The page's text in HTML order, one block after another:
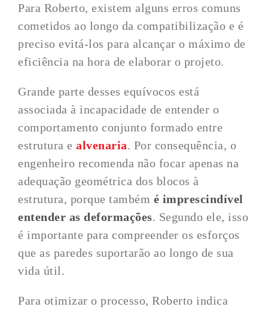
Para Roberto, existem alguns erros comuns
cometidos ao longo da compatibilização e é
preciso evitá-los para alcançar o máximo de
eficiência na hora de elaborar o projeto.
Grande parte desses equívocos está
associada à incapacidade de entender o
comportamento conjunto formado entre
estrutura ealvenaria. Por consequência, o
engenheiro recomenda não focar apenas na
adequação geométrica dos blocos à
estrutura, porque também é imprescindível
entender as deformações. Segundo ele, isso
é importante para compreender os esforços
que as paredes suportarão ao longo de sua
vida útil.
Para otimizar o processo, Roberto indica